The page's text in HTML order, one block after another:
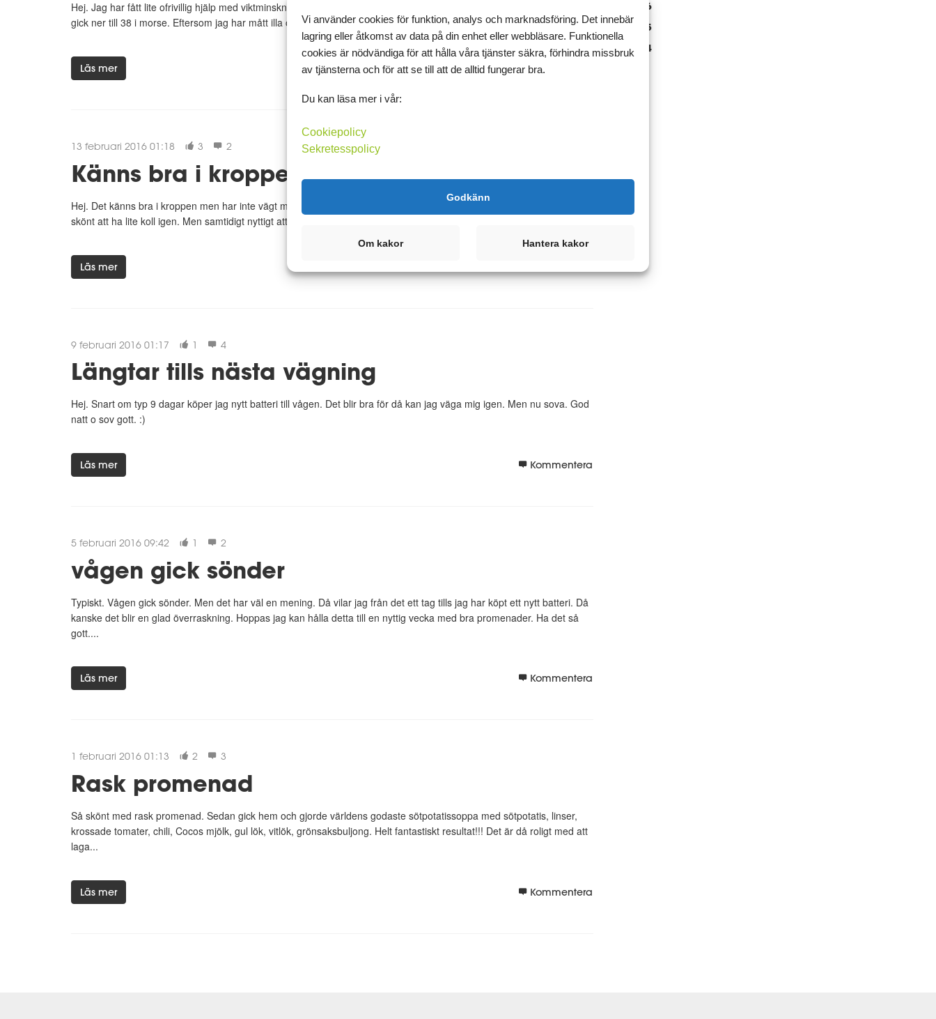
Hej. Jag har fått lite ofrivillig hjälp med viktminskningen för att jag ligger i typ influensa. Har legat i 39.3 i feber men den
gick ner till 38 i morse. Eftersom jag har mått illa och inte haft så mycket mat lust så har jag ej ätit riktig mat seda...
Läs mer Kommentera
13 februari 2016 01:18 3 2
Känns bra i kroppen
Hej. Det känns bra i kroppen men har inte vägt mig på ett tag men snart så köper jag nytt batteri till vågen. Då blir det
skönt att ha lite koll igen. Men samtidigt nyttigt att inte väga sig på ett tag. Ikväll läste jag ut en sorglig dokument...
Läs mer
9 februari 2016 01:17 1 4
Längtar tills nästa vägning
Hej. Snart om typ 9 dagar köper jag nytt batteri till vågen. Det blir bra för då kan jag väga mig igen. Men nu sova. God
natt o sov gott. :)
Läs mer Kommentera
5 februari 2016 09:42 1 2
vågen gick sönder
Typiskt. Vågen gick sönder. Men det har väl en mening. Då vilar jag från det ett tag tills jag har köpt ett nytt batteri. Då
kanske det blir en glad överraskning. Hoppas jag kan hålla detta till en nyttig vecka med bra promenader. Ha det så
gott....
Läs mer Kommentera
1 februari 2016 01:13 2 3
Rask promenad
Så skönt med rask promenad. Sedan gick hem och gjorde världens godaste sötpotatissoppa med sötpotatis, linser,
krossade tomater, chili, Cocos mjölk, gul lök, vitlök, grönsaksbuljong. Helt fantastiskt resultat!!! Det är då roligt med att
laga...
Läs mer Kommentera
2016
►2015
►2014
Vi använder cookies för funktion, analys och marknadsföring. Det innebär
lagring eller åtkomst av data på din enhet eller webbläsare. Funktionella
cookies är nödvändiga för att hålla våra tjänster säkra, förhindra missbruk
av tjänsterna och för att se till att de alltid fungerar bra.
Du kan läsa mer i vår:
Cookiepolicy
Sekretesspolicy
Godkänn
Om kakor Hantera kakor